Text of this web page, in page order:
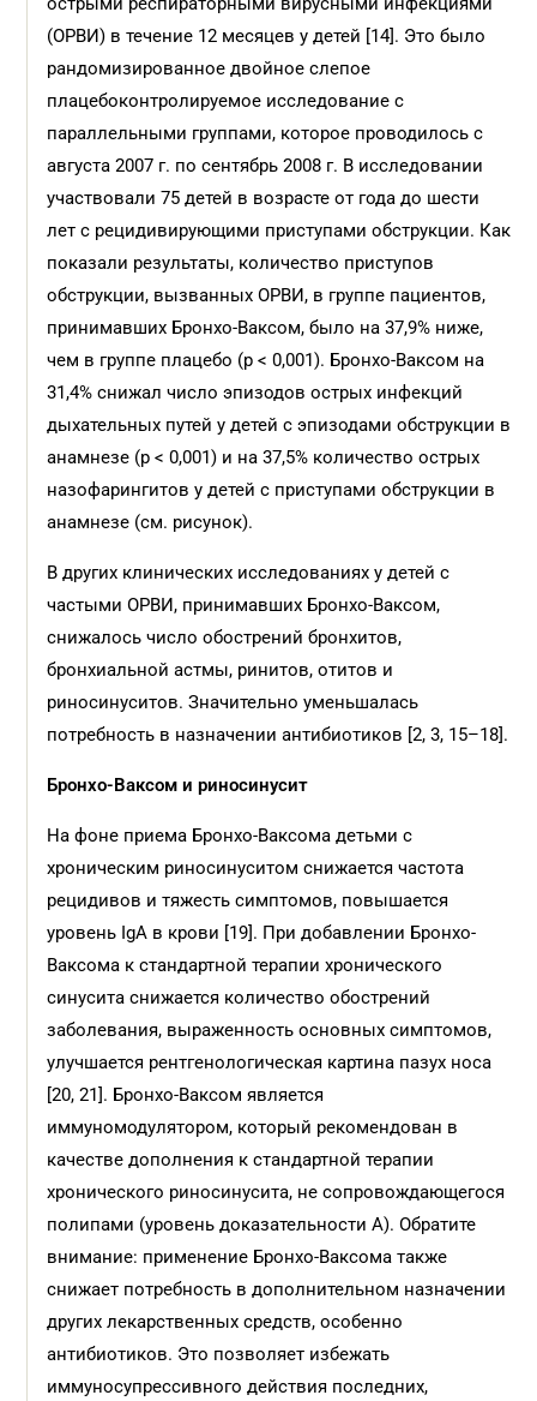
(ОРВИ) в течение 12 месяцев у детей [14]. Это было
рандомизированное двойное слепое
плацебоконтролируемое исследование с
параллельными группами, которое проводилось с
августа 2007 г. по сентябрь 2008 г. В исследовании
участвовали 75 детей в возрасте от года до шести
лет с рецидивирующими приступами обструкции. Как
показали результаты, количество приступов
обструкции, вызванных ОРВИ, в группе пациентов,
принимавших Бронхо-Ваксом, было на 37,9% ниже,
чем в группе плацебо (р < 0,001). Бронхо-Ваксом на
31,4% снижал число эпизодов острых инфекций
дыхательных путей у детей с эпизодами обструкции в
анамнезе (p < 0,001) и на 37,5% количество острых
назофарингитов у детей с приступами обструкции в
анамнезе (см. рисунок).
В других клинических исследованиях у детей с
частыми ОРВИ, принимавших Бронхо-Ваксом,
снижалось число обострений бронхитов,
бронхиальной астмы, ринитов, отитов и
риносинуситов. Значительно уменьшалась
потребность в назначении антибиотиков [2, 3, 15–18].
Бронхо-Ваксом и риносинусит
На фоне приема Бронхо-Ваксома детьми с
хроническим риносинуситом снижается частота
рецидивов и тяжесть симптомов, повышается
уровень IgA в крови [19]. При добавлении Бронхо-
Ваксома к стандартной терапии хронического
синусита снижается количество обострений
заболевания, выраженность основных симптомов,
улучшается рентгенологическая картина пазух носа
[20, 21]. Бронхо-Ваксом является
иммуномодулятором, который рекомендован в
качестве дополнения к стандартной терапии
хронического риносинусита, не сопровождающегося
полипами (уровень доказательности А). Обратите
внимание: применение Бронхо-Ваксома также
снижает потребность в дополнительном назначении
других лекарственных средств, особенно
антибиотиков. Это позволяет избежать
иммуносупрессивного действия последних,